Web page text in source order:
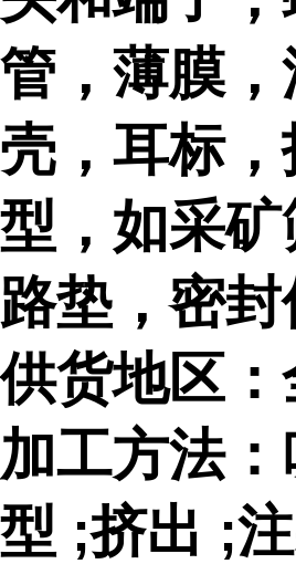
管，薄膜
壳，耳标
型，如采
路垫，密封
供货地区：
加工方法
型 ;挤出 ;